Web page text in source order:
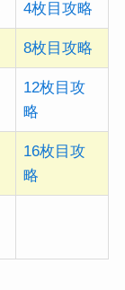
4枚目攻略
8枚目攻略
12枚目攻
略
16枚目攻
略